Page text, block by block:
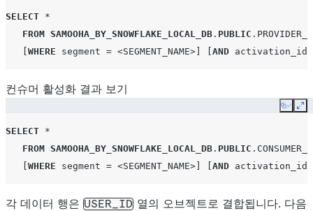
SELECT *
FROM SAMOOHA_BY_SNOWFLAKE_LOCAL_DB . PUBLIC .
WHERE segment = <SEGMENT_NAME> AND activation_id
컨슈머 활성화 결과 보기
Copy
SELECT *
FROM SAMOOHA_BY_SNOWFLAKE_LOCAL_DB . PUBLIC .
WHERE segment = <SEGMENT_NAME> AND activation_id
각 데이터 행은 USER_ID 열의 오브젝트로 결합됩니다. 다음